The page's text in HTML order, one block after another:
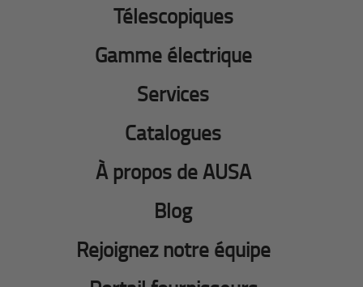
Télescopiques
Gamme électrique
Services
Catalogues
À propos de AUSA
Blog
Rejoignez notre équipe